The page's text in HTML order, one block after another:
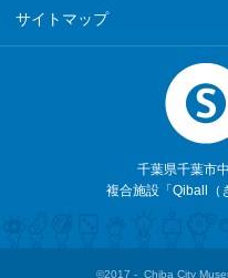
サイトマップ
千葉県千葉市
複合施設「Qiball（
©2017 - Chiba City